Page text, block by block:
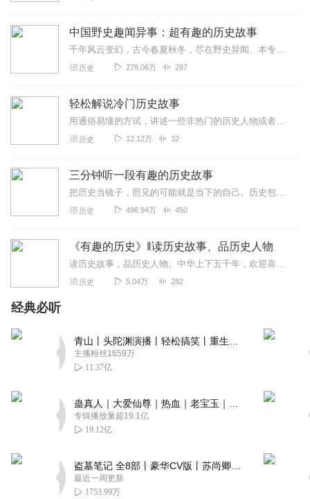
中国野史趣闻异事：超有趣的历史故事
千年风云变幻，古今春夏秋冬，尽在野史异闻。本专辑纵横中华古今千年，网罗各种奇闻异事，给您一个看世界、读历史的独特视角。其中有些故事也许使我们从书本上读不到的，各...
历史 278.06万 287
轻松解说冷门历史故事
用通俗易懂的方试，讲述一些非热门的历史人物或者历史故事~同时融入一些耳熟能详的“名场面”，让枯燥的历史故事变得更加有趣~野生文史爱好者，从小喜读线装书，专研古代...
历史 12.12万 32
三分钟听一段有趣的历史故事
把历史当镜子，照见的可能就是当下的自己。历史包含着海量的人生经验，教给我们怎么样思考和解决生活所面临的各种问题。一切历史都是当代史！
历史 496.94万 450
《有趣的历史》‖读历史故事、品历史人物
读历史故事，品历史人物。中华上下五千年，欢迎喜欢历史的朋友们，以独特的角度解读历史事件和人物
历史 5.04万 282
经典必听
主播粉丝1659万
11.37亿
专辑播放量超19.1亿
19.12亿
最近一周更新
1753.99万